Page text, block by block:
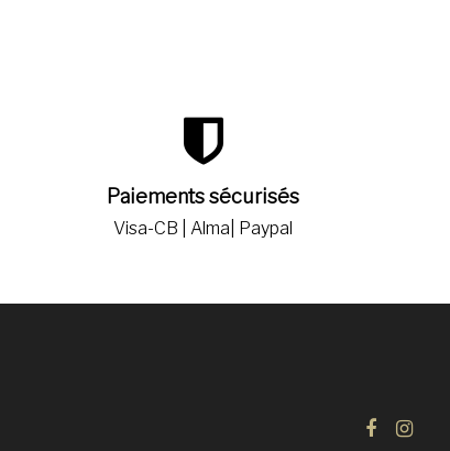
Paiements sécurisés
Visa-CB | Alma| Paypal